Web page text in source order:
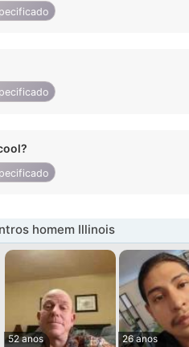
homem Illinois
52 anos
26 anos